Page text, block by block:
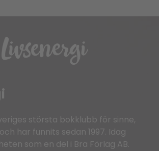
största bokklubb för sinne,
har funnits sedan 1997. Idag
som en del i Bra Förlag AB.